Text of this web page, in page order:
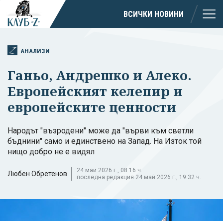
ВСИЧКИ НОВИНИ
АНАЛИЗИ
Ганьо, Андрешко и Алеко.
Европейският келепир и
европейските ценности
Народът "възродени" може да "върви към светли
бъднини" само и единствено на Запад. На Изток той
нищо добро не е видял
Любен Обретенов
24 май 2026 г., 08:16 ч.
последна редакция 24 май 2026 г., 19:32 ч.